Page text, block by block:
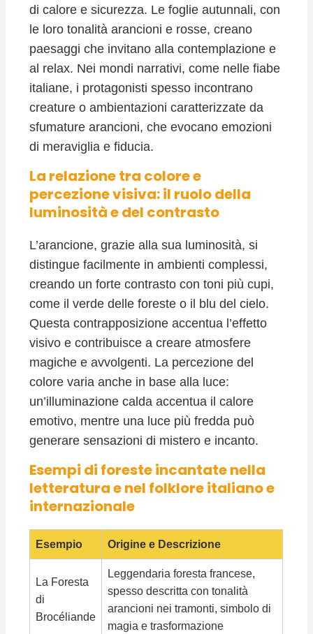
di calore e sicurezza. Le foglie autunnali, con
le loro tonalità arancioni e rosse, creano
paesaggi che invitano alla contemplazione e
al relax. Nei mondi narrativi, come nelle fiabe
italiane, i protagonisti spesso incontrano
creature o ambientazioni caratterizzate da
sfumature arancioni, che evocano emozioni
di meraviglia e fiducia.
La relazione tra colore e
percezione visiva: il ruolo della
luminosità e del contrasto
L’arancione, grazie alla sua luminosità, si
distingue facilmente in ambienti complessi,
creando un forte contrasto con toni più cupi,
come il verde delle foreste o il blu del cielo.
Questa contrapposizione accentua l’effetto
visivo e contribuisce a creare atmosfere
magiche e avvolgenti. La percezione del
colore varia anche in base alla luce:
un’illuminazione calda accentua il calore
emotivo, mentre una luce più fredda può
generare sensazioni di mistero e incanto.
Esempi di foreste incantate nella
letteratura e nel folklore italiano e
internazionale
Esempio Origine e Descrizione
La Foresta
di
Brocéliande
Leggendaria foresta francese,
spesso descritta con tonalità
arancioni nei tramonti, simbolo di
magia e trasformazione